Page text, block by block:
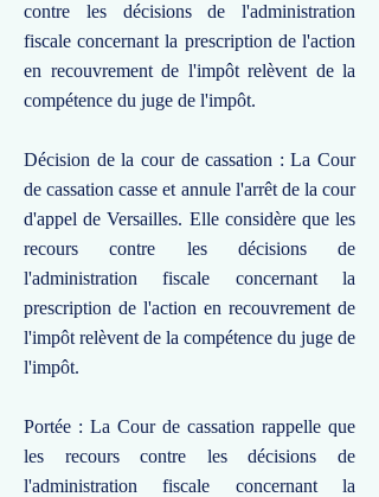
contre les décisions de l'administration
fiscale concernant la prescription de l'action
en recouvrement de l'impôt relèvent de la
compétence du juge de l'impôt.
Décision de la cour de cassation : La Cour
de cassation casse et annule l'arrêt de la cour
d'appel de Versailles. Elle considère que les
recours contre les décisions de
l'administration fiscale concernant la
prescription de l'action en recouvrement de
l'impôt relèvent de la compétence du juge de
l'impôt.
Portée : La Cour de cassation rappelle que
les recours contre les décisions de
l'administration fiscale concernant la